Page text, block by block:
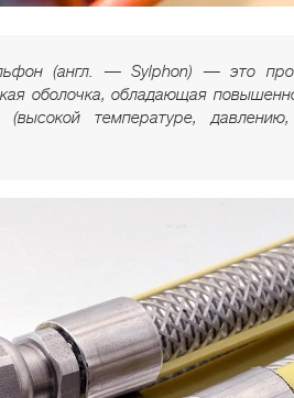
(англ. — Sylphon) — это
оболочка, обладающая
(высокой температуре,